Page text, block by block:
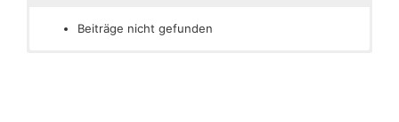
Beiträge nicht gefunden